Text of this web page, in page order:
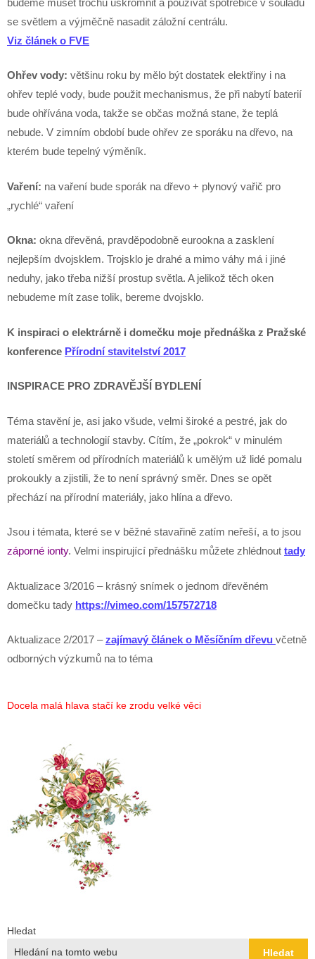
se světlem a výjměčně nasadit záložní centrálu.
Viz článek o FVE
Ohřev vody: většinu roku by mělo být dostatek elektřiny i na
ohřev teplé vody, bude použit mechanismus, že při nabytí baterií
bude ohřívána voda, takže se občas možná stane, že teplá
nebude. V zimním období bude ohřev ze sporáku na dřevo, na
kterém bude tepelný výměník.
Vaření: na vaření bude sporák na dřevo + plynový vařič pro
„rychlé“ vaření
Okna: okna dřevěná, pravděpodobně eurookna a zasklení
nejlepším dvojsklem. Trojsklo je drahé a mimo váhy má i jiné
neduhy, jako třeba nižší prostup světla. A jelikož těch oken
nebudeme mít zase tolik, bereme dvojsklo.
K inspiraci o elektrárně i domečku moje přednáška z Pražské
konference Přírodní stavitelství 2017
INSPIRACE PRO ZDRAVĚJŠÍ BYDLENÍ
Téma stavění je, asi jako všude, velmi široké a pestré, jak do
materiálů a technologií stavby. Cítím, že „pokrok“ v minulém
století směrem od přírodních materiálů k umělým už lidé pomalu
prokoukly a zjistili, že to není správný směr. Dnes se opět
přechází na přírodní materiály, jako hlína a dřevo.
Jsou i témata, které se v běžné stavařině zatím neřeší, a to jsou
záporné ionty. Velmi inspirující přednášku můžete zhlédnout tady
Aktualizace 3/2016 – krásný snímek o jednom dřevěném
domečku tady https://vimeo.com/157572718
Aktualizace 2/2017 –zajímavý článek o Měsíčním dřevu včetně
odborných výzkumů na to téma
Docela malá hlava stačí ke zrodu velké věci
Hledat
Hledat